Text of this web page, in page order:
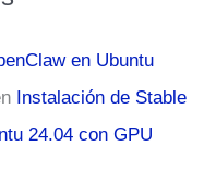
en Ubuntu
Instalación de Stable
24.04 con GPU